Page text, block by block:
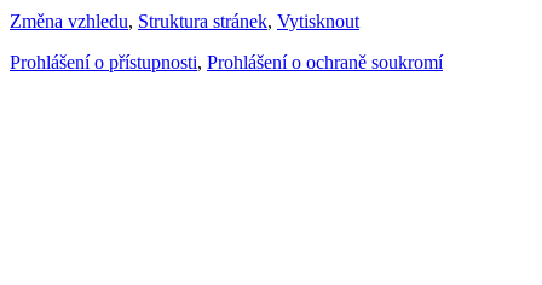
Změna vzhledu, Struktura stránek, Vytisknout
Prohlášení o přístupnosti, Prohlášení o ochraně soukromí